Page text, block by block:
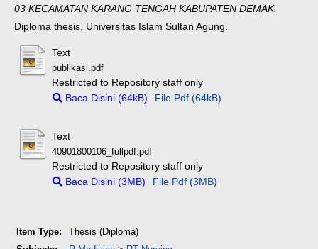
03 KECAMATAN KARANG TENGAH KABUPATEN DEMAK.
Diploma thesis, Universitas Islam Sultan Agung.
Text
publikasi.pdf
Restricted to Repository staff only
Baca Disini (64kB)
File Pdf (64kB)
Text
40901800106_fullpdf.pdf
Restricted to Repository staff only
Baca Disini (3MB)
File Pdf (3MB)
Item Type:
Thesis (Diploma)